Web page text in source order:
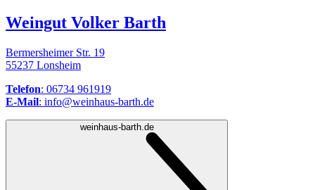
Weingut Volker Barth
Bermersheimer Str. 19
55237 Lonsheim
Telefon: 06734 961919
E-Mail: info@weinhaus-barth.de
weinhaus-barth.de